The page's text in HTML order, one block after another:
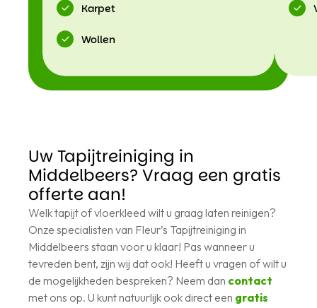
Karpet
Wollen
Uw Tapijtreiniging in
Middelbeers? Vraag een gratis
offerte aan!
Welk tapijt of vloerkleed wilt u graag laten reinigen?
Onze specialisten van Fleur’s Tapijtreiniging in
Middelbeers staan voor u klaar! Pas wanneer u
tevreden bent, zijn wij dat ook! Heeft u vragen of wilt u
de mogelijkheden bespreken? Neem dan contact
met ons op. U kunt natuurlijk ook direct een gratis